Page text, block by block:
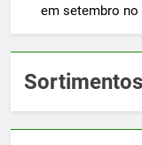
em setembro